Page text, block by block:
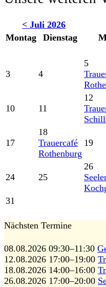
< Juli 2026
Montag
Dienstag
3 4
5
10 11
12
17
18
Trauercafé
Rothenburg
19
24 25
26
31
Nächsten Termine
08.08.2026 09:30–11:30
12.08.2026 17:00–19:00
18.08.2026 14:00–16:00
26.08.2026 17:00–20:00